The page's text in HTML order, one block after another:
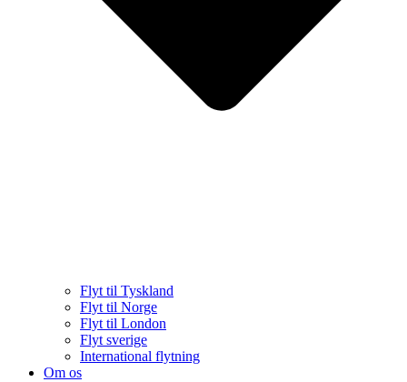
Flyt til Tyskland
Flyt til Norge
Flyt til London
Flyt sverige
International flytning
Om os